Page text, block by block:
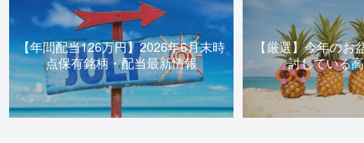
【年間配当126万円】2026年6月末時
点保有銘柄・配当最新情報
【厳選】今年のお
討している